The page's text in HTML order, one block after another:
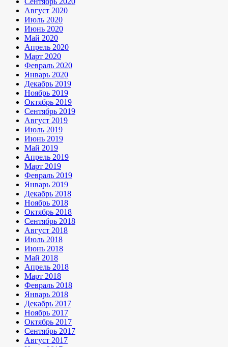
Август 2020
Июль 2020
Июнь 2020
Май 2020
Апрель 2020
Март 2020
Февраль 2020
Январь 2020
Декабрь 2019
Ноябрь 2019
Октябрь 2019
Сентябрь 2019
Август 2019
Июль 2019
Июнь 2019
Май 2019
Апрель 2019
Март 2019
Февраль 2019
Январь 2019
Декабрь 2018
Ноябрь 2018
Октябрь 2018
Сентябрь 2018
Август 2018
Июль 2018
Июнь 2018
Май 2018
Апрель 2018
Март 2018
Февраль 2018
Январь 2018
Декабрь 2017
Ноябрь 2017
Октябрь 2017
Сентябрь 2017
Август 2017